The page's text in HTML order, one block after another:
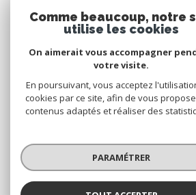
Nous adhérons
© 2026 | Tous droits
Comme beaucoup, notre
utilise les cookies
On aimerait vous accompagner
votre visite.
En poursuivant, vous acceptez
cookies par ce site, afin de vous
contenus adaptés et réaliser des
PARAMÉTRER